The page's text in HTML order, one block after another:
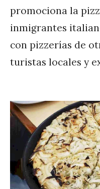
promociona la
inmigrantes
con pizzerías de
turistas locales y